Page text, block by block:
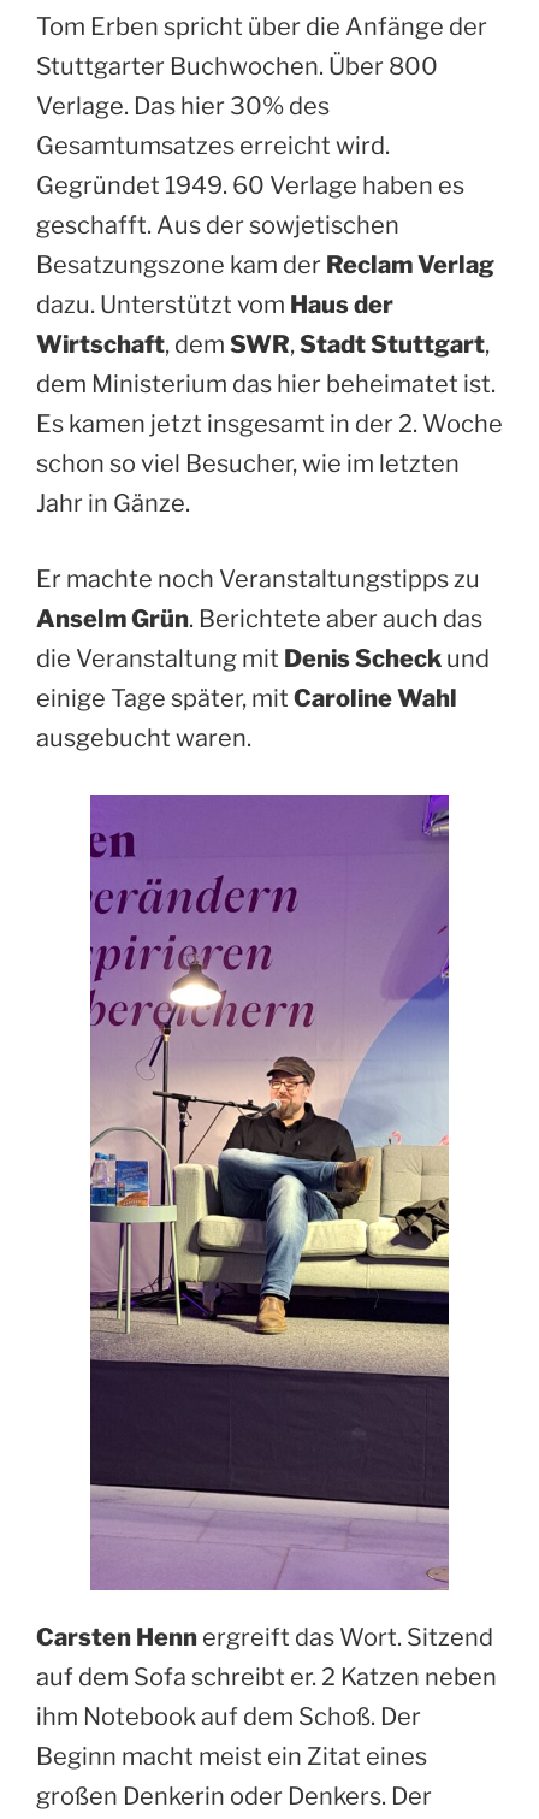
Tom Erben spricht über die Anfänge der
Stuttgarter Buchwochen. Über 800
Verlage. Das hier 30% des
Gesamtumsatzes erreicht wird.
Gegründet 1949. 60 Verlage haben es
geschafft. Aus der sowjetischen
Besatzungszone kam der Reclam Verlag
dazu. Unterstützt vom Haus der
Wirtschaft, dem SWR,Stadt Stuttgart,
dem Ministerium das hier beheimatet ist.
Es kamen jetzt insgesamt in der 2. Woche
schon so viel Besucher, wie im letzten
Jahr in Gänze.
Er machte noch Veranstaltungstipps zu
Anselm Grün. Berichtete aber auch das
die Veranstaltung mit Denis Scheck und
einige Tage später, mit Caroline Wahl
ausgebucht waren.
Carsten Henn ergreift das Wort. Sitzend
auf dem Sofa schreibt er. 2 Katzen neben
ihm Notebook auf dem Schoß. Der
Beginn macht meist ein Zitat eines
großen Denkerin oder Denkers. Der